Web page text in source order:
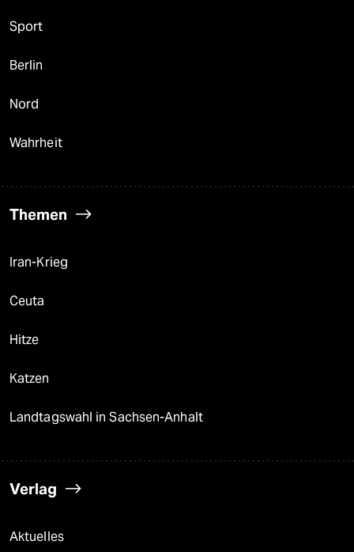
Sport
Berlin
Nord
Wahrheit
Themen
Iran-Krieg
Ceuta
Hitze
Katzen
Landtagswahl in Sachsen-Anhalt
Verlag
Aktuelles